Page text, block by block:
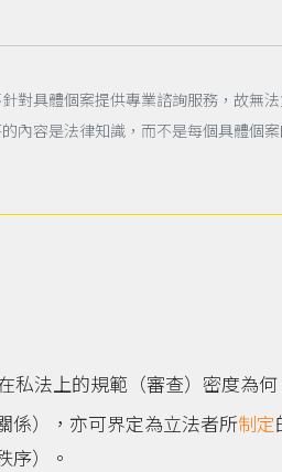
對具體個案提供專業諮詢服務，故無法
內容是法律知識，而不是每個具體個案
私法上的規範（審查）密度為
係），亦可界定為立法者所制定
序）。